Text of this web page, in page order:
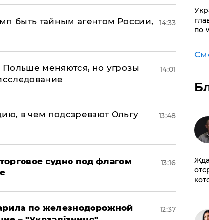
быть тайным агентом России,
14:33
Польше меняются, но угрозы
14:01
в чем подозревают Ольгу
13:48
судно под флагом
13:16
по железнодорожной
12:37
по